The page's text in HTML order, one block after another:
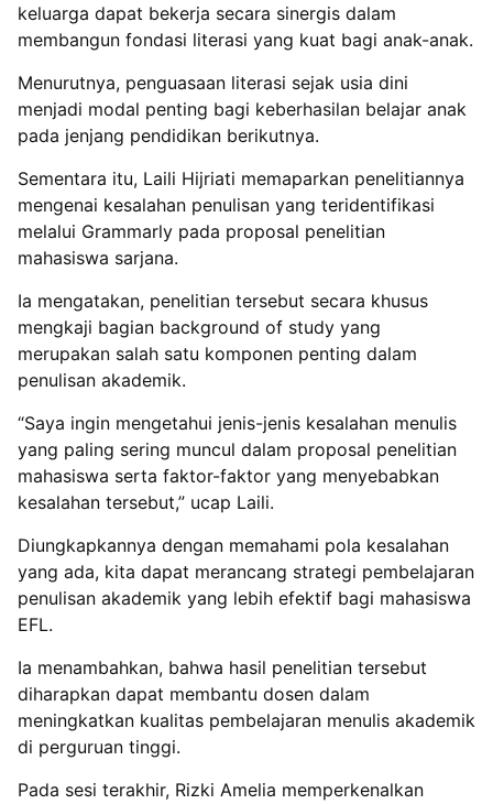
keluarga dapat bekerja secara sinergis dalam
membangun fondasi literasi yang kuat bagi anak-anak.
Menurutnya, penguasaan literasi sejak usia dini
menjadi modal penting bagi keberhasilan belajar anak
pada jenjang pendidikan berikutnya.
Sementara itu, Laili Hijriati memaparkan penelitiannya
mengenai kesalahan penulisan yang teridentifikasi
melalui Grammarly pada proposal penelitian
mahasiswa sarjana.
Ia mengatakan, penelitian tersebut secara khusus
mengkaji bagian background of study yang
merupakan salah satu komponen penting dalam
penulisan akademik.
“Saya ingin mengetahui jenis-jenis kesalahan menulis
yang paling sering muncul dalam proposal penelitian
mahasiswa serta faktor-faktor yang menyebabkan
kesalahan tersebut,” ucap Laili.
Diungkapkannya dengan memahami pola kesalahan
yang ada, kita dapat merancang strategi pembelajaran
penulisan akademik yang lebih efektif bagi mahasiswa
EFL.
Ia menambahkan, bahwa hasil penelitian tersebut
diharapkan dapat membantu dosen dalam
meningkatkan kualitas pembelajaran menulis akademik
di perguruan tinggi.
Pada sesi terakhir, Rizki Amelia memperkenalkan